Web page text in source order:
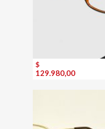
$
129.980,00